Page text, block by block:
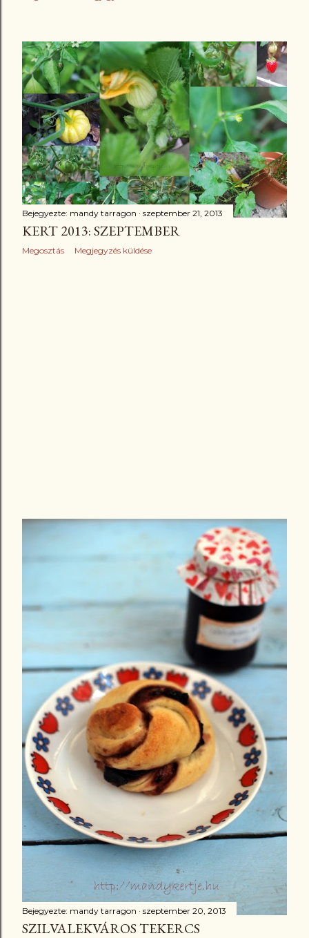
Bejegyezte: mandy tarragon szeptember 21, 2013
KERT 2013: SZEPTEMBER
Megosztás Megjegyzés küldése
Bejegyezte: mandy tarragon szeptember 20, 2013
SZILVALEKVÁROS TEKERCS